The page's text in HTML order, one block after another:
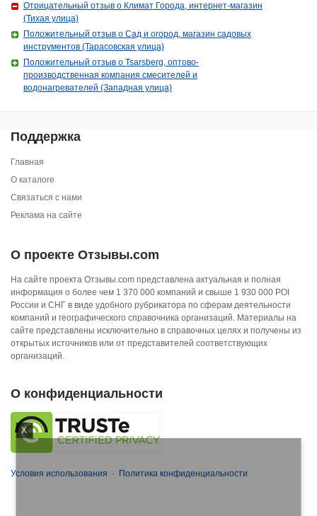
X
Отрицательный отзыв о Климат Города, интернет-магазин
(Тихая улица)
Положительный отзыв о Сад и огород, магазин садовых
инструментов (Тарасовская улица)
Положительный отзыв о Tsarsberg, оптово-
производственная компания смесителей и
водонагревателей (Западная улица)
Поддержка
Главная
О каталоге
Связаться с нами
Реклама на сайте
О проекте Отзывы.com
На сайте проекта Отзывы.com представлена актуальная и полная
информация о более чем 1 370 000 компаний и свыше 1 930 000 POI
России и СНГ в виде удобного рубрикатора по сферам деятельности
компаний и географического справочника организаций. Материалы на
сайте представлены исключительно в справочных целях и получены из
открытых источников или от представителей соответствующих
организаций.
О конфиденциальности
Условия использования · Политика конфиденциальности